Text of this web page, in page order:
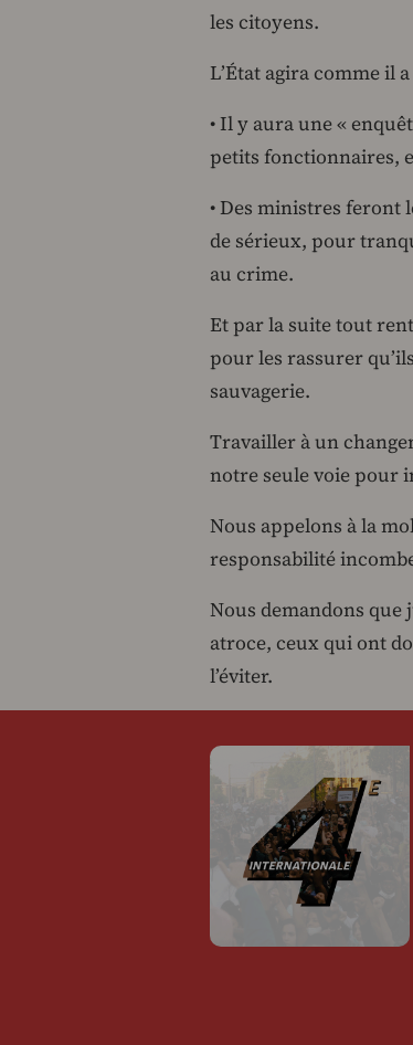
les citoyens.
L’État agira comme il
• Il y aura une «
petits fonctionnaires,
• Des ministres feront
de sérieux, pour
au crime.
Et par la suite tout
pour les rassurer
sauvagerie.
Travailler à un
notre seule voie pour
Nous appelons à la
responsabilité
Nous demandons
atroce, ceux qui ont
l’éviter.